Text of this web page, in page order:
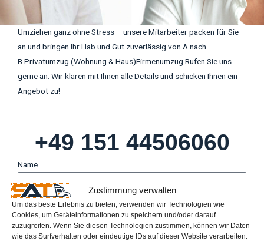
Zustimmung verwalten
Um das beste Erlebnis zu bieten, verwenden wir Technologien wie
Cookies, um Geräteinformationen zu speichern und/oder darauf
zuzugreifen. Wenn Sie diesen Technologien zustimmen, können wir Daten
wie das Surfverhalten oder eindeutige IDs auf dieser Website verarbeiten.
Umziehen ganz ohne Stress – unsere Mitarbeiter packen für Sie
an und bringen Ihr Hab und Gut zuverlässig von A nach
B.Privatumzug (Wohnung & Haus)Firmenumzug Rufen Sie uns
gerne an. Wir klären mit Ihnen alle Details und schicken Ihnen ein
Angebot zu!
+49 151 44506060
Name
Email